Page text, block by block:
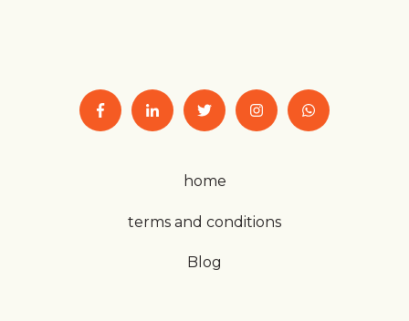
home
terms and conditions
Blog